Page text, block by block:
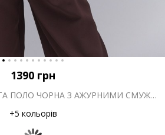
1390 грн
ЖІНОЧА В`ЯЗАНА КОФТА ПОЛО ЧОРНА З АЖУРНИМИ СМУЖКАМИ
+5 кольорів